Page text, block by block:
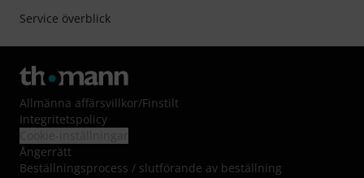
Service överblick
Allmänna affärsvillkor/Finstilt
Integritetspolicy
Ångerrätt
Beställningsprocess / slutförande av beställning